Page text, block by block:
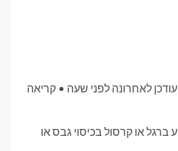
עודכן לאחרונה לפני שעה • קריאה